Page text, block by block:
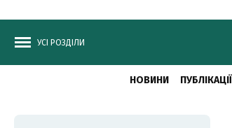
УСІ РОЗДІЛИ
НОВИНИ ПУБЛІКАЦІЇ